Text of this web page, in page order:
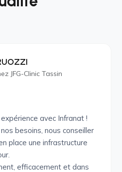
JFG-Clinic Tassin
avec Infranat !
besoins, nous conseiller
place une infrastructure
efficacement et dans